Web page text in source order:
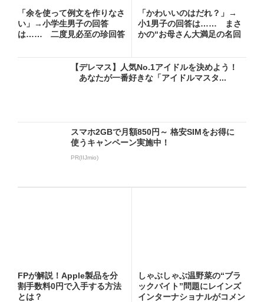
「余を使って例文を作りなさ
い」→小学生男子の回答
は…… 二度見必至の珍回答
「かわいいのはだれ？」→
小1男子の回答は…… まさ
かの“お母さん大満足の名回
【デレマス】人気No.1アイドルを決めよう！
あなたが一番好きな「アイドルマスタ...
スマホ2GBで月額850円～ 格安SIMをお得に
使うキャンペーン実施中！
PR(IIJmio)
FPが解説！Apple製品を分
割手数料0円で入手する方法
とは？
しゃぶしゃぶ温野菜の“ブラ
ックバイト”問題にレインズ
インターナショナルがコメン